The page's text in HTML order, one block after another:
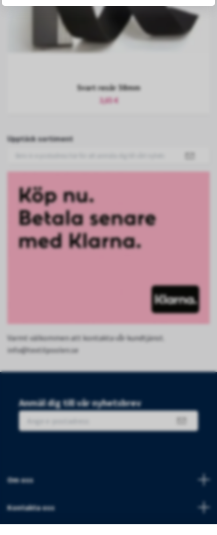
Upptäck sortiment
Varmt välkommen att kontakta vår kundtjänst.
info@textilpoolen.se
Svart resår 38mm
3,65 €
Anmäl dig till vår nyhetsbrev
Om oss
Kontakta oss